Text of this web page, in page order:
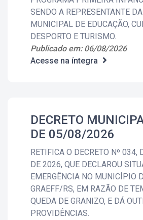
SENDO A REPRESENTANTE
MUNICIPAL DE EDUCAÇÃO,
DESPORTO E TURISMO.
Publicado em: 06/08/2026
Acesse na íntegra
DECRETO
DE 05/08/2026
RETIFICA O DECRETO Nº 034,
DE 2026, QUE DECLAROU
EMERGÊNCIA NO MUNICÍPIO
GRAEFF/RS, EM RAZÃO DE
QUEDA DE GRANIZO, E DÁ
PROVIDÊNCIAS.